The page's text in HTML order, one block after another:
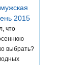
2015
что
выбрать?